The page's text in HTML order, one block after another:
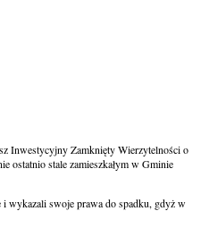
Inwestycyjny Zamknięty Wierzytelności o
ostatnio stale zamieszkałym w Gminie
i wykazali swoje prawa do spadku, gdyż w